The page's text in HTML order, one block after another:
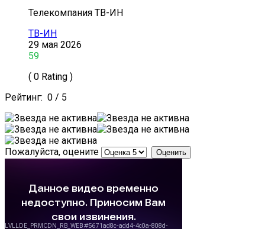
Телекомпания ТВ-ИН
ТВ-ИН
29 мая 2026
59
( 0 Rating )
Рейтинг: 0 / 5
Пожалуйста, оцените